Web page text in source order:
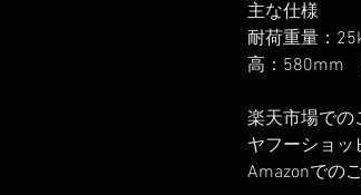
主な仕様
耐荷重量：
高：580mm
楽天市場での
ヤフーショッ
Amazonでの